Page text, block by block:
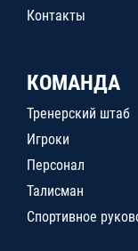
Контакты
КОМАНДА
Тренерский штаб
Игроки
Персонал
Талисман
Спортивное